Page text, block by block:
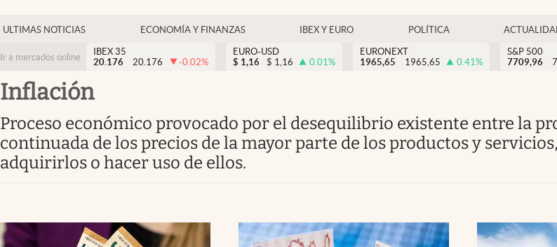
ULTIMAS NOTICIAS ECONOMÍA Y FINANZAS IBEX Y EURO POLÍTICA
Ir a mercados online
IBEX 35
20.176
20.176 -0.02%
EURO-USD
$ 1,16 $ 1,16 0.01%
EURONEXT
1965,65
1965,65 0.41%
S&P 500
7709,96
Inflación
Proceso económico provocado por el desequilibrio existente entre la producción y la demanda; causa una subida
continuada de los precios de la mayor parte de los productos y
adquirirlos o hacer uso de ellos.